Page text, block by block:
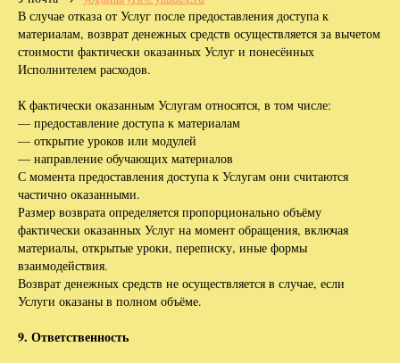
В случае отказа от Услуг после предоставления доступа к
материалам, возврат денежных средств осуществляется за вычетом
стоимости фактически оказанных Услуг и понесённых
Исполнителем расходов.
К фактически оказанным Услугам относятся, в том числе:
— предоставление доступа к материалам
— открытие уроков или модулей
— направление обучающих материалов
С момента предоставления доступа к Услугам они считаются
частично оказанными.
Размер возврата определяется пропорционально объёму
фактически оказанных Услуг на момент обращения, включая
материалы, открытые уроки, переписку, иные формы
взаимодействия.
Возврат денежных средств не осуществляется в случае, если
Услуги оказаны в полном объёме.
9. Ответственность